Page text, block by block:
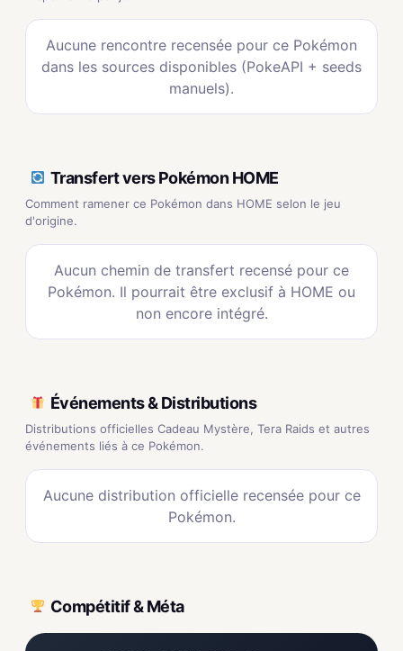
Aucune rencontre recensée pour ce Pokémon
dans les sources disponibles (PokeAPI + seeds
manuels).
Transfert vers Pokémon HOME
Comment ramener ce Pokémon dans HOME selon le jeu
d'origine.
Aucun chemin de transfert recensé pour ce
Pokémon. Il pourrait être exclusif à HOME ou
non encore intégré.
Événements & Distributions
Distributions officielles Cadeau Mystère, Tera Raids et autres
événements liés à ce Pokémon.
Aucune distribution officielle recensée pour ce
Pokémon.
Compétitif & Méta